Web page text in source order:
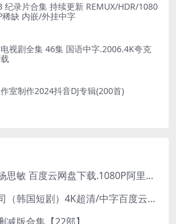
纪录片合集 持续更新 REMUX/HDR/1080
稀缺 内嵌/外挂中字
视剧全集 46集 国语中字.2006.4K夸克
室制作2024抖音DJ专辑(200首)
《新金瓶梅》杨思敏 百度云网盘下载.1080P阿里下载.国语中字.(1996)
睡了我的女上司（韩国短剧）4K超清/中字百度云网盘下载